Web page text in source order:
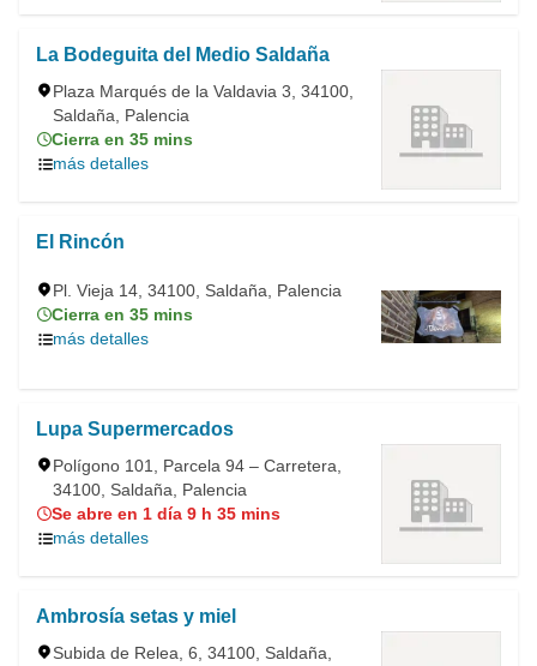
La Bodeguita del Medio Saldaña
Plaza Marqués de la Valdavia 3, 34100,
Saldaña, Palencia
Cierra en 35 mins
más detalles
El Rincón
Pl. Vieja 14, 34100, Saldaña, Palencia
Cierra en 35 mins
más detalles
Lupa Supermercados
Polígono 101, Parcela 94 – Carretera,
34100, Saldaña, Palencia
Se abre en 1 día 9 h 35 mins
más detalles
Ambrosía setas y miel
Subida de Relea, 6, 34100, Saldaña,